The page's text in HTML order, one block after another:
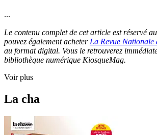
...
Le contenu complet de cet article est réservé
pouvez également acheterLa Revue Nationale
au format digital. Vous le retrouverez
bibliothèque numérique KiosqueMag.
Voir plus
La cha